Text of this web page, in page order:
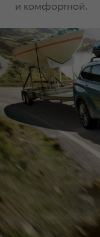
и комфортной.